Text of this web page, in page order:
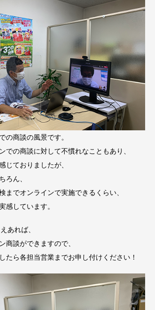
の商談の風景です。
での商談に対して不慣れなこともあり、
じておりましたが、
ろん、
までオンラインで実施できるくらい、
感しています。
あれば、
商談ができますので、
たら各担当営業までお申し付けください！